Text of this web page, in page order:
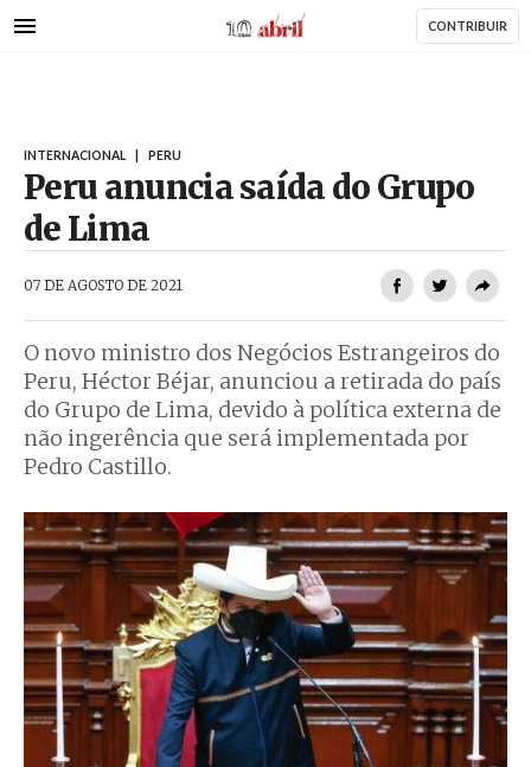
para
AbrilAbril CONTRIBUIR
INTERNACIONAL PERU
Peru anuncia saída do Grupo
de Lima
07 DE AGOSTO DE 2021
O novo ministro dos Negócios Estrangeiros do
Peru, Héctor Béjar, anunciou a retirada do país
do Grupo de Lima, devido à política externa de
não ingerência que será implementada por
Pedro Castillo.